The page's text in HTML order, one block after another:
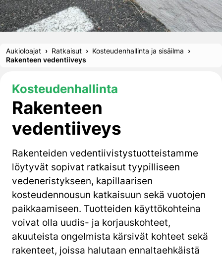
Aukioloajat Ratkaisut
Kosteudenhallinta ja sisäilma
Rakenteen vedentiiveys
Kosteudenhallinta
Rakenteen
vedentiiveys
Rakenteiden vedentiivistystuotteistamme
löytyvät sopivat ratkaisut tyypilliseen
vedeneristykseen, kapillaarisen
kosteudennousun katkaisuun sekä vuotojen
paikkaamiseen. Tuotteiden käyttökohteina
voivat olla uudis- ja korjauskohteet,
akuuteista ongelmista kärsivät kohteet sekä
rakenteet, joissa halutaan ennaltaehkäistä